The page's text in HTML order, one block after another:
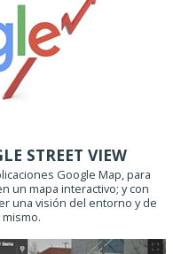
STREET VIEW
Google Map, para
un mapa interactivo; y con
una visión del entorno y de